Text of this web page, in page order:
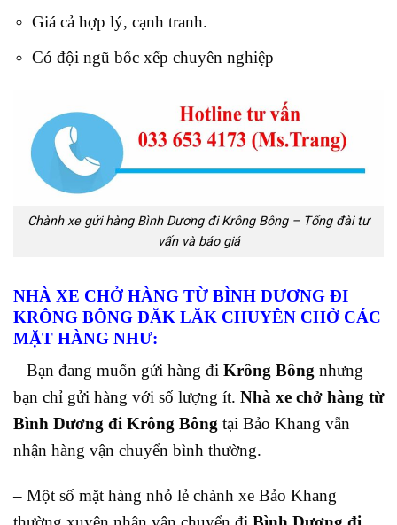
Giá cả hợp lý, cạnh tranh.
Có đội ngũ bốc xếp chuyên nghiệp
Chành xe gửi hàng Bình Dương đi Krông Bông – Tổng đài tư
vấn và báo giá
NHÀ XE CHỞ HÀNG TỪ BÌNH DƯƠNG ĐI
KRÔNG BÔNG ĐĂK LĂK CHUYÊN CHỞ CÁC
MẶT HÀNG NHƯ:
– Bạn đang muốn gửi hàng đi Krông Bông nhưng
bạn chỉ gửi hàng với số lượng ít. Nhà xe chở hàng từ
Bình Dương đi Krông Bông tại Bảo Khang vẫn
nhận hàng vận chuyển bình thường.
– Một số mặt hàng nhỏ lẻ chành xe Bảo Khang